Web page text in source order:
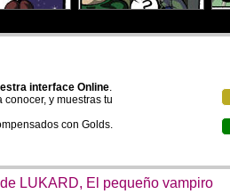
interface Online.
y muestras tu
con Golds.
LUKARD, El pequeño vampiro